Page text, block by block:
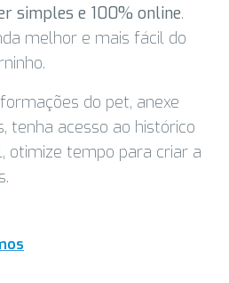
simples e 100% online.
melhor e mais fácil do
do pet, anexe
tenha acesso ao histórico
otimize tempo para criar a